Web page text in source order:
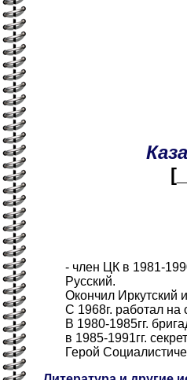
- член ЦК в 1981-
Русский.
Окончил Иркутский
С 1968г. работал на
В 1980-1985гг.
в 1985-1991гг.
Герой